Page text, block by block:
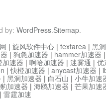
by: WordPress.Sitemap.
| 旋风软件中心 | textarea | 黑
| 狗急加速器 | hammer加速器
加速器 | 啊哈加速器 | 迷雾通 | 优
|快橙加速器 | anycast加速器 |
| 黑洞加速器 | 白石山 | 小牛加速
加速器 | 海鸥加速器 | 芒果加速
| 雷霆加速